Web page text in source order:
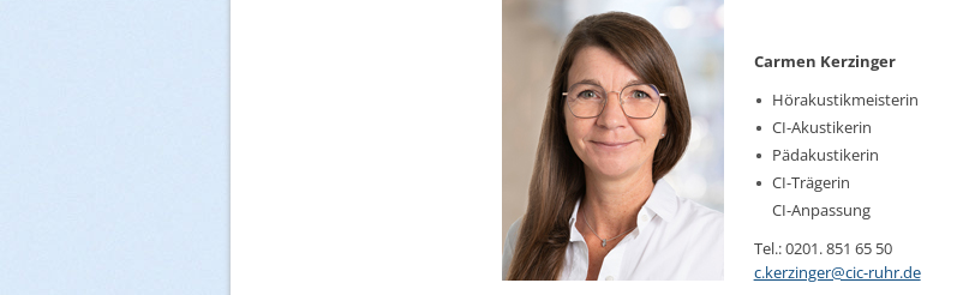
Carmen Kerzin­ger
Hör­akus­tik­meis­te­rin
CI-Akus­ti­ke­rin
Päda­kus­ti­ke­rin
CI-Trä­ge­rin
CI-An­pas­sung
Tel.: 0201. 851 65 50
c.​kerzinger@​cic-ruhr.​de